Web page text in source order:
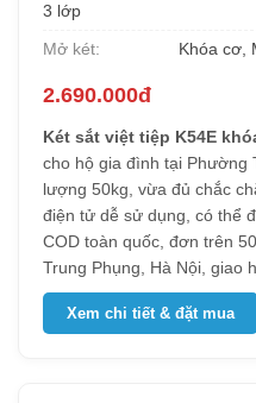
3 lớp
Mở két:
Khóa cơ,
2.690.000đ
Két sắt việt tiệp K54E
cho hộ gia đình tại Phường
lượng 50kg, vừa đủ chắc
điện tử dễ sử dụng, có thể
COD toàn quốc, đơn trên
Trung Phụng, Hà Nội, giao
Xem chi tiết & đặt mua